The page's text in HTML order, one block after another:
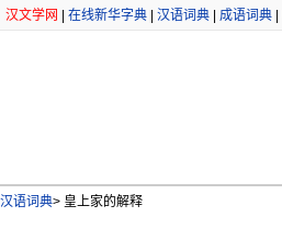
汉文学网 在线新华字典 汉语词典 成语词典
汉语词典> 皇上家的解释